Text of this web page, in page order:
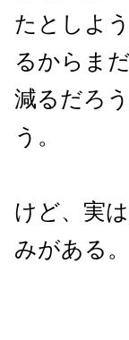
たとしよ
るからま
減るだろ
う。
けど、実
みがある